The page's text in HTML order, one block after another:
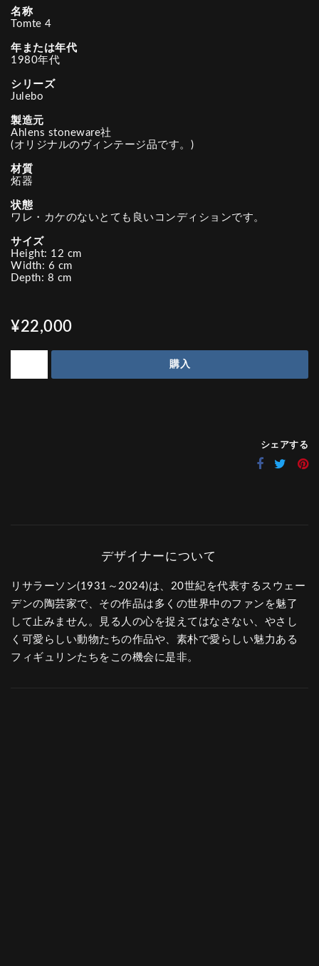
名称
Tomte 4
年または年代
1980年代
シリーズ
Julebo
製造元
Ahlens stoneware社
(オリジナルのヴィンテージ品です。)
材質
炻器
状態
ワレ・カケのないとても良いコンディションです。
サイズ
Height: 12 cm
Width: 6 cm
Depth: 8 cm
¥22,000
購入
シェアする
リサラーソン(1931～2024)は、20世紀を代表するスウェー
デンの陶芸家で、その作品は多くの世界中のファンを魅了
して止みません。見る人の心を捉えてはなさない、やさし
く可愛らしい動物たちの作品や、素朴で愛らしい魅力ある
フィギュリンたちをこの機会に是非。